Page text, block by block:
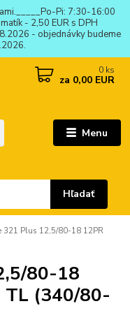
Pi: 7:30-16:00
- 2,50 EUR s DPH
- objednávky budeme
Menu
Hľadať
0 ks
za 0,00 EUR
321 Plus 12,5/80-18 12PR
80-18
TL (340/80-